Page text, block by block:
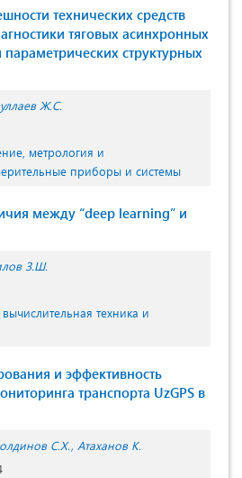
технических средств
тяговых асинхронных
структурных
Ж.С.
метрология и
приборы и системы
между “deep learning” и
З.Ш.
техника и
и эффективность
транспорта UzGPS в
С.Х. Атаханов К.